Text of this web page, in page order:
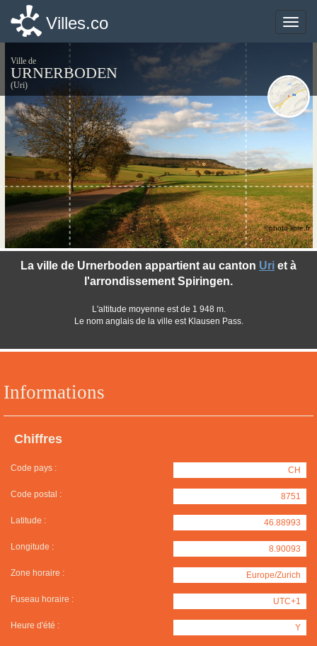
Toggle
Villes.co
Ville de
URNERBODEN
(Uri)
Informations
Chiffres
Code pays : CH
Code postal : 8751
Latitude : 46.88993
Longitude : 8.90093
Zone horaire : Europe/Zurich
Fuseau horaire : UTC+1
Heure d'été : Y
La ville de Urnerboden appartient au canton Uri et à
l'arrondissement Spiringen.
L'altitude moyenne est de 1 948 m.
Le nom anglais de la ville est Klausen Pass.
©photo-libre.fr
Toggle
Villes.co